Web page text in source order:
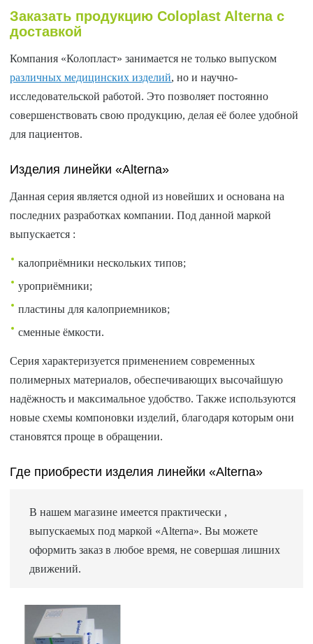
Заказать продукцию Coloplast Alterna с
доставкой
Компания «Колопласт» занимается не только выпуском
различных медицинских изделий, но и научно-
исследовательской работой. Это позволяет постоянно
совершенствовать свою продукцию, делая её более удобной
для пациентов.
Изделия линейки «Alterna»
Данная серия является одной из новейших и основана на
последних разработках компании. Под данной маркой
выпускается :
калоприёмники нескольких типов;
уроприёмники;
пластины для калоприемников;
сменные ёмкости.
Серия характеризуется применением современных
полимерных материалов, обеспечивающих высочайшую
надёжность и максимальное удобство. Также используются
новые схемы компоновки изделий, благодаря которым они
становятся проще в обращении.
Где приобрести изделия линейки «Alterna»
В нашем магазине имеется практически ,
выпускаемых под маркой «Alterna». Вы можете
оформить заказ в любое время, не совершая лишних
движений.